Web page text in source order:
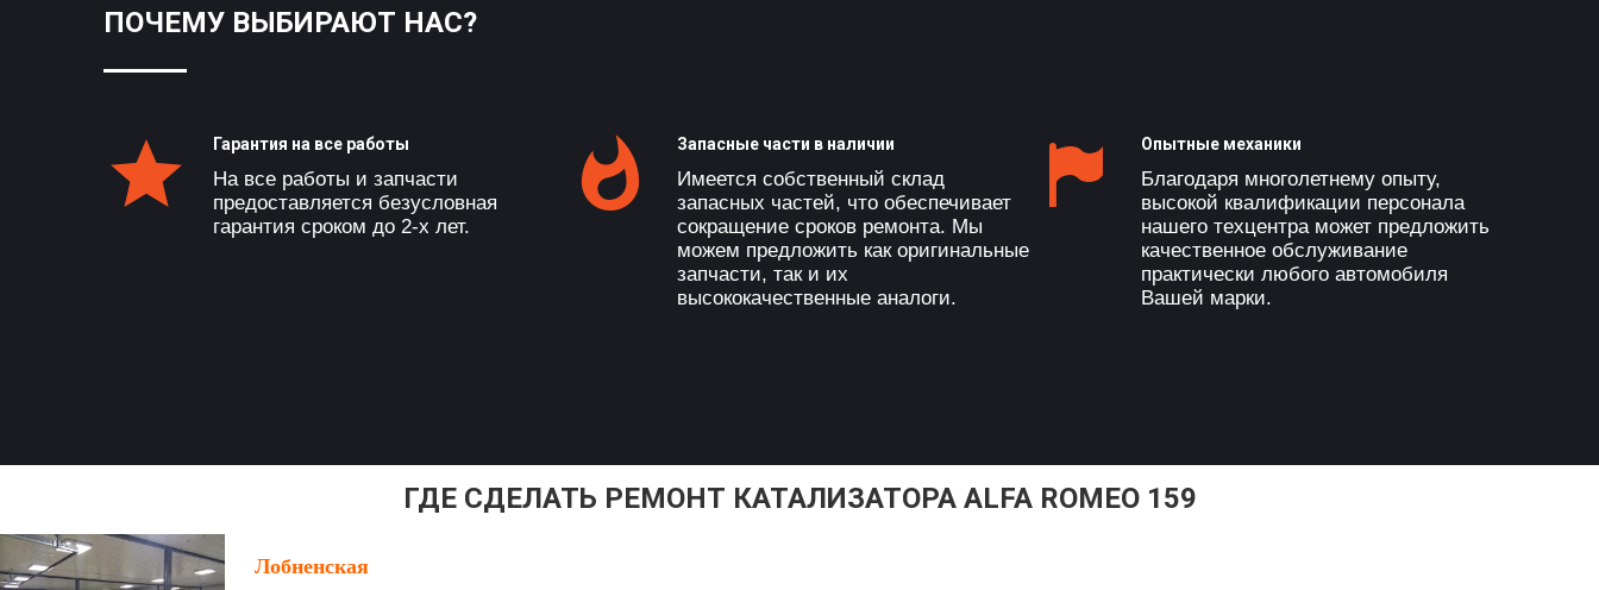
ПОЧЕМУ ВЫБИРАЮТ НАС?
Гарантия на все работы
На все работы и запчасти
предоставляется безусловная
гарантия сроком до 2-х лет.
Запасные части в наличии
Имеется собственный склад
запасных частей, что обеспечивает
сокращение сроков ремонта. Мы
можем предложить как оригинальные
запчасти, так и их
высококачественные аналоги.
Опытные механики
Благодаря многолетнему опыту,
высокой квалификации персонала
нашего техцентра может предложить
качественное обслуживание
практически любого автомобиля
Вашей марки.
ГДЕ СДЕЛАТЬ РЕМОНТ КАТАЛИЗАТОРА ALFA ROMEO 159
Лобненская